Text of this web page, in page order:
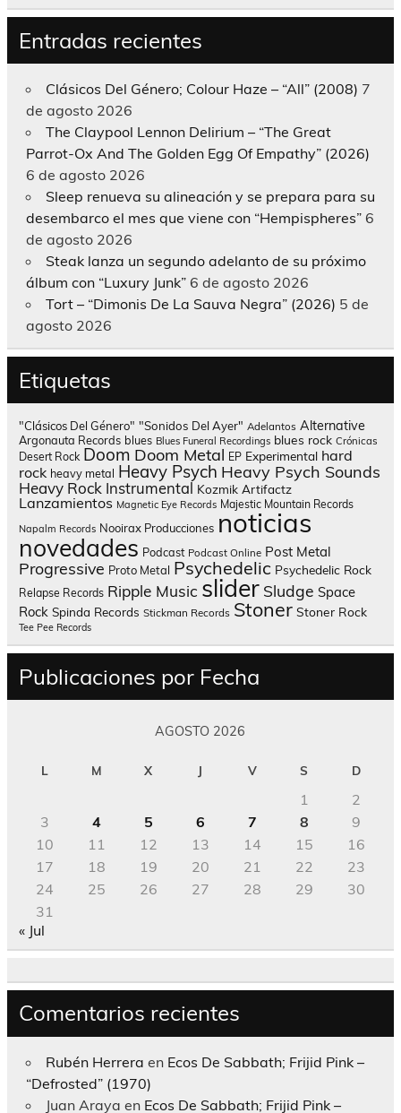
Entradas recientes
Clásicos Del Género; Colour Haze – “All” (2008) 7
de agosto 2026
The Claypool Lennon Delirium – “The Great
Parrot-Ox And The Golden Egg Of Empathy” (2026)
6 de agosto 2026
Sleep renueva su alineación y se prepara para su
desembarco el mes que viene con “Hempispheres” 6
de agosto 2026
Steak lanza un segundo adelanto de su próximo
álbum con “Luxury Junk” 6 de agosto 2026
Tort – “Dimonis De La Sauva Negra” (2026) 5 de
agosto 2026
Etiquetas
"Clásicos Del Género" "Sonidos Del Ayer" Adelantos Alternative
Argonauta Records blues Blues Funeral Recordings blues rock Crónicas
Desert Rock Doom Doom Metal EP Experimental hard
rock heavy metal Heavy Psych Heavy Psych Sounds
Heavy Rock Instrumental Kozmik Artifactz
Lanzamientos Magnetic Eye Records Majestic Mountain Records
Napalm Records Nooirax Producciones noticias
novedades Podcast Podcast Online Post Metal
Progressive Proto Metal Psychedelic Psychedelic Rock
Relapse Records Ripple Music slider Sludge Space
Rock Spinda Records Stickman Records Stoner Stoner Rock
Tee Pee Records
Publicaciones por Fecha
AGOSTO 2026
L M X J V S D
1
2
3
4 5 6 7 8
9
10
11 12 13 14 15
16
17
18 19 20 21 22
23
24
25 26 27 28 29
30
31
« Jul
Comentarios recientes
Rubén Herrera en Ecos De Sabbath; Frijid Pink –
“Defrosted” (1970)
Juan Araya en Ecos De Sabbath; Frijid Pink –